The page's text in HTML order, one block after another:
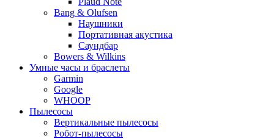
Bang & Olufsen
Наушники
Портативная акустика
Саундбар
Bowers & Wilkins
Умные часы и браслеты
Garmin
Google
WHOOP
Пылесосы
Вертикальные пылесосы
Робот-пылесосы